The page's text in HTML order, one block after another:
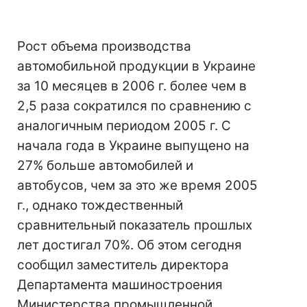
Рост объема производства
автомобильной продукции в Украине
за 10 месяцев в 2006 г. более чем в
2,5 раза сократился по сравнению с
аналогичным периодом 2005 г. С
начала года в Украине выпущено на
27% больше автомобилей и
автобусов, чем за это же время 2005
г., однако тождественный
сравнительный показатель прошлых
лет достигал 70%. Об этом сегодня
сообщил заместитель директора
Департамента машиностроения